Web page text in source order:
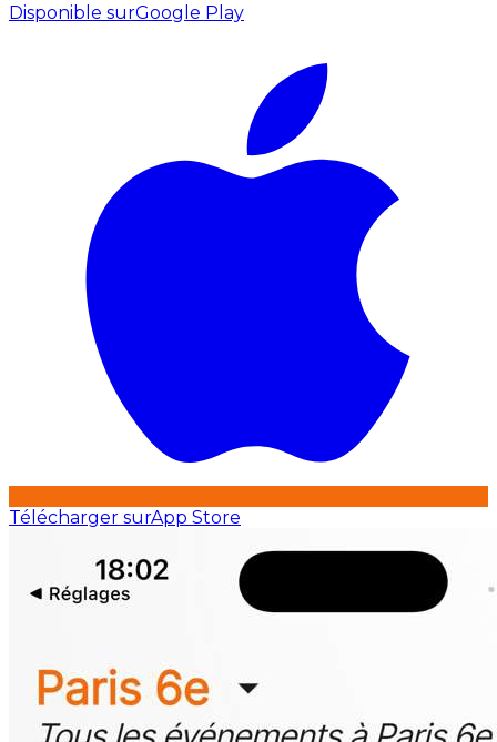
Disponible surGoogle Play
Télécharger surApp Store